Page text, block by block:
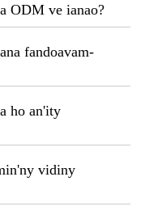
ODM ve ianao?
fandoavam-
ho an'ity
vidiny